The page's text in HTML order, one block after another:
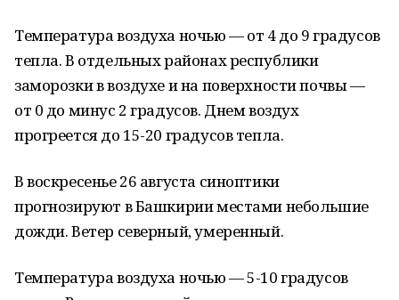
Температура воздуха ночью — от 4 до 9 градусов
тепла. В отдельных районах республики
заморозки в воздухе и на поверхности почвы —
от 0 до минус 2 градусов. Днем воздух
прогреется до 15-20 градусов тепла.
В воскресенье 26 августа синоптики
прогнозируют в Башкирии местами небольшие
дожди. Ветер северный, умеренный.
Температура воздуха ночью — 5-10 градусов